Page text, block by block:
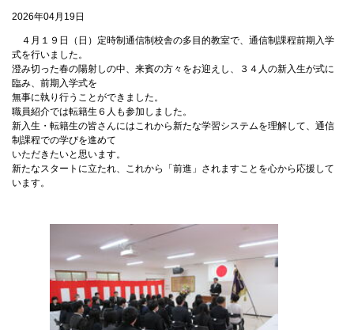
2026年04月19日
４月１９日（日）定時制通信制校舎の多目的教室で、通信制課程前期入学
式を行いました。
澄み切った春の陽射しの中、来賓の方々をお迎えし、３４人の新入生が式に
臨み、前期入学式を
無事に執り行うことができました。
職員紹介では転籍生６人も参加しました。
新入生・転籍生の皆さんにはこれから新たな学習システムを理解して、通信
制課程での学びを進めて
いただきたいと思います。
新たなスタートに立たれ、これから「前進」されますことを心から応援して
います。